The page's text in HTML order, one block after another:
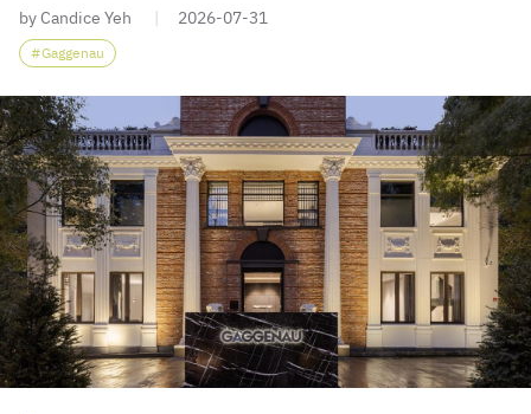
by Candice Yeh 2026-07-31
Gaggenau